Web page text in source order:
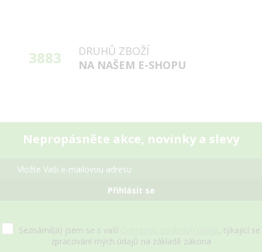
3883
DRUHŮ ZBOŽÍ
NA NAŠEM E-SHOPU
Nepropásněte akce, novinky a slevy
Přihlásit se
Seznámil(a) jsem se s vaší
, týkající se
zpracování mých údajů na základě zákona